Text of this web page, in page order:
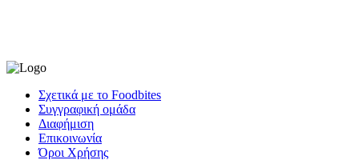
Σχετικά με το Foodbites
Συγγραφική ομάδα
Διαφήμιση
Επικοινωνία
Όροι Χρήσης